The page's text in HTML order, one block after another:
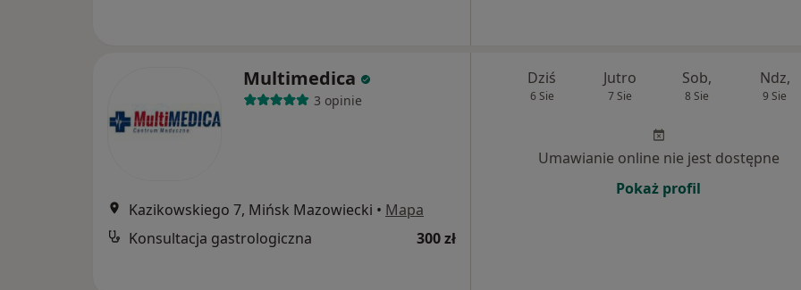
Multimedica
3 opinie
Kazikowskiego 7, Mińsk Mazowiecki • Mapa
Konsultacja gastrologiczna
300 zł
Dziś
6 Sie
Jutro
7 Sie
Sob,
8 Sie
Ndz,
9 Sie
Umawianie online nie jest dostępne
Pokaż profil